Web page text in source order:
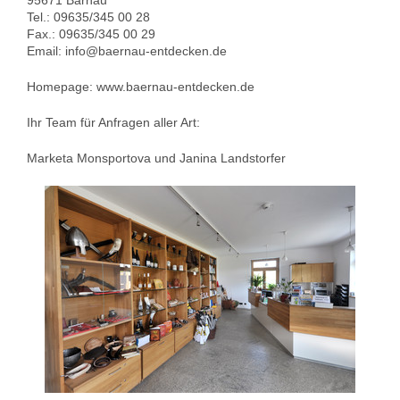
Tel.: 09635/345 00 28
Fax.: 09635/345 00 29
Email: info@baernau-entdecken.de
Homepage: www.baernau-entdecken.de
Ihr Team für Anfragen aller Art:
Marketa Monsportova und Janina Landstorfer